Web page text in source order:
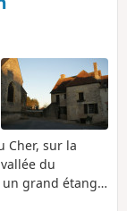
Cher, sur la
du
grand étang